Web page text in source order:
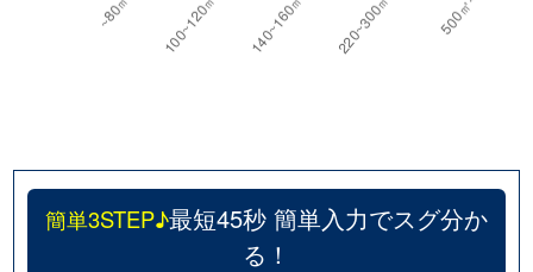
簡単3STEP♪最短45秒 簡単入力でスグ分か
る！